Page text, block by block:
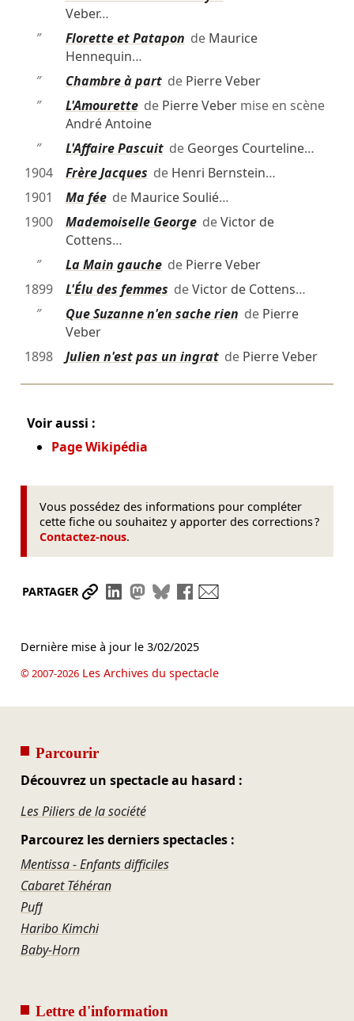
Veber…
″
Florette et Patapon de Maurice
Hennequin…
″
Chambre à partde Pierre Veber
″
L'Amourettede Pierre Vebermise en scène
André Antoine
″
L'Affaire Pascuitde Georges Courteline…
1904
Frère Jacques de Henri Bernstein…
1901
Ma féede Maurice Soulié…
1900
Mademoiselle GeorgedeVictor de
Cottens…
″
La Main gauchede Pierre Veber
1899
L'Élu des femmes deVictor de Cottens…
″
Que Suzanne n'en sache rien de Pierre
Veber
1898
Julien n'est pas un ingratde Pierre Veber
Voir aussi :
Page Wikipédia
Vous possédez des informations pour compléter
cette fiche ou souhaitez y apporter des corrections ?
Contactez-nous.
PARTAGER Partager le lien
Partager sur LinkedIn
Partager sur Mastodon
Partager sur Bluesky
Partager sur Facebook
Dernière mise à jour le 3/02/2025
© 2007-2026Les Archives du spectacle
Parcourir
Découvrez un spectacle au hasard :
Les Piliers de la société
Parcourez les derniers spectacles :
Mentissa - Enfants difficiles
Cabaret Téhéran
Puff
Haribo Kimchi
Baby-Horn
Lettre d'information